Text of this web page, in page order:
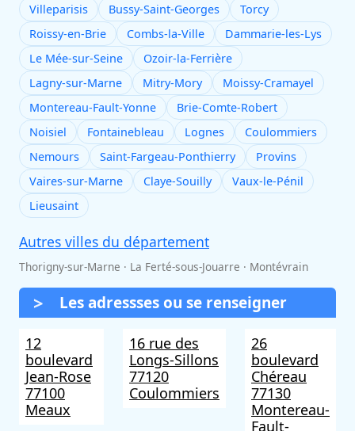
Villeparisis
Bussy-Saint-Georges
Torcy
Roissy-en-Brie
Combs-la-Ville
Dammarie-les-Lys
Le Mée-sur-Seine
Ozoir-la-Ferrière
Lagny-sur-Marne
Mitry-Mory
Moissy-Cramayel
Montereau-Fault-Yonne
Brie-Comte-Robert
Noisiel
Fontainebleau Lognes
Coulommiers
Nemours
Saint-Fargeau-Ponthierry
Provins
Vaires-sur-Marne
Claye-Souilly
Vaux-le-Pénil
Lieusaint
Autres villes du département
Thorigny-sur-Marne · La Ferté-sous-Jouarre · Montévrain
Les adressses ou se renseigner
12
boulevard
Jean-Rose
77100
Meaux
16 rue des
Longs-Sillons
77120
Coulommiers
26
boulevard
Chéreau
77130
Montereau-
Fault-